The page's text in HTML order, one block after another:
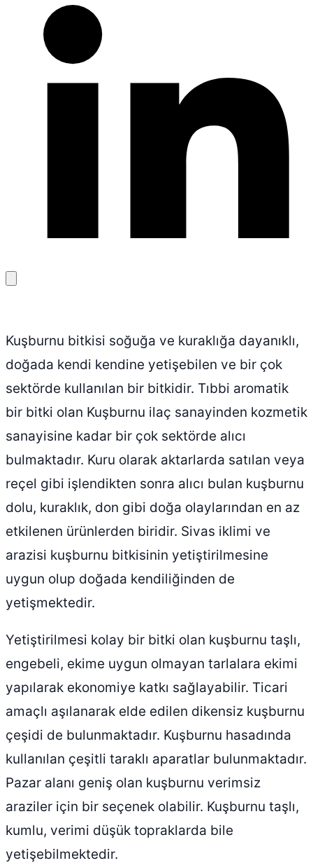
kopyala
Kuşburnu bitkisi soğuğa ve kuraklığa dayanıklı,
doğada kendi kendine yetişebilen ve bir çok
sektörde kullanılan bir bitkidir. Tıbbi aromatik
bir bitki olan Kuşburnu ilaç sanayinden kozmetik
sanayisine kadar bir çok sektörde alıcı
bulmaktadır. Kuru olarak aktarlarda satılan veya
reçel gibi işlendikten sonra alıcı bulan kuşburnu
dolu, kuraklık, don gibi doğa olaylarından en az
etkilenen ürünlerden biridir. Sivas iklimi ve
arazisi kuşburnu bitkisinin yetiştirilmesine
uygun olup doğada kendiliğinden de
yetişmektedir.
Yetiştirilmesi kolay bir bitki olan kuşburnu taşlı,
engebeli, ekime uygun olmayan tarlalara ekimi
yapılarak ekonomiye katkı sağlayabilir. Ticari
amaçlı aşılanarak elde edilen dikensiz kuşburnu
çeşidi de bulunmaktadır. Kuşburnu hasadında
kullanılan çeşitli taraklı aparatlar bulunmaktadır.
Pazar alanı geniş olan kuşburnu verimsiz
araziler için bir seçenek olabilir. Kuşburnu taşlı,
kumlu, verimi düşük topraklarda bile
yetişebilmektedir.